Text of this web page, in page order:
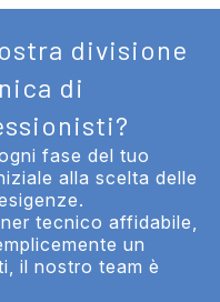
divisione
di
fase del tuo
alla scelta delle
tecnico affidabile,
un
il nostro team è